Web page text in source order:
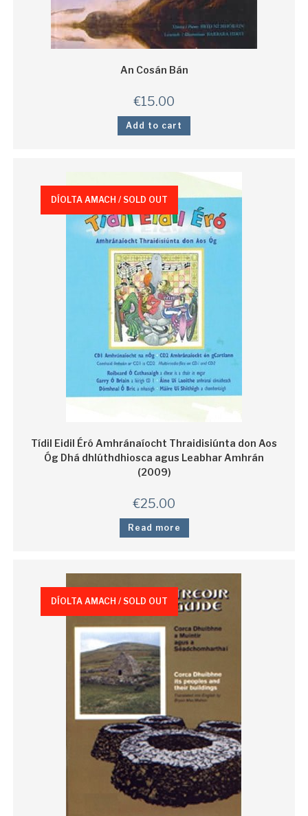
An Cosán Bán
€15.00
Add to cart
DÍOLTA AMACH / SOLD OUT
Tídil Eidil Éró Amhránaíocht Thraidisiúnta don Aos
Óg Dhá dhlúthdhiosca agus Leabhar Amhrán
(2009)
€25.00
Read more
DÍOLTA AMACH / SOLD OUT